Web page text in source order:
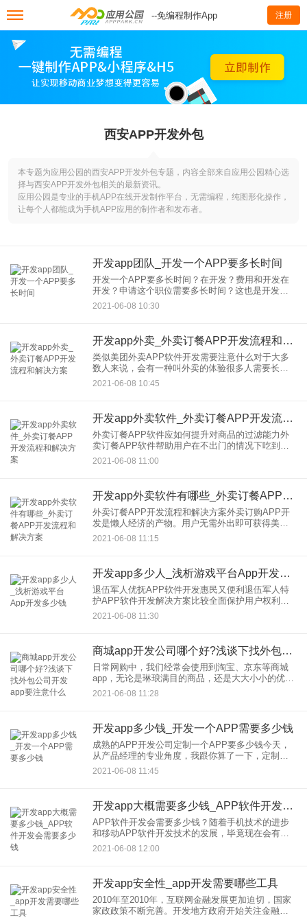
--免编程制作App 注册
西安APP开发外包
本专题为应用公园的西安APP开发外包专题，内容全部来自应用公园精心选
择与西安APP开发外包相关的最新资讯。
应用公园是专业的手机APP在线开发制作平台，无需编程，纯图形化操作，
让每个人都能成为手机APP应用的制作者和发布者。
开发app团队_开发一个APP要多长时间
开发一个APP要多长时间？在开发？费用和开发在
开发？申请这个职位需要多长时间？这也是开发
APP中非常重要的一个环节。今天，我们将谈论开
发循环。功能仍然是评价的重要指标。开发人可以
2021-06-08 10:30
开发app外卖_外卖订餐APP开发流程和解决方案
类似美团外卖APP软件开发需要注意什么对于大多
数人来说，会有一种叫外卖的体验很多人需要长期
被称为外卖，比如被自己的工作挤压，或者为了吃
饭方便而选择外卖美食。这些原因促进了外卖当前
2021-06-08 10:45
开发app外卖软件_外卖订餐APP开发流程和解决方案
外卖订餐APP软件应如何提升对商品的过滤能力外
卖订餐APP软件帮助用户在不出门的情况下吃到热
腾腾的优质外卖，深受学生和城市白领的欢迎。学
生点菜时主要注重性价比，低成本的外卖可以吸引
2021-06-08 11:00
开发app外卖软件有哪些_外卖订餐APP开发流程和解决方案
外卖订餐APP开发流程和解决方案外卖订购APP开
发是懒人经济的产物。用户无需外出即可获得美食
资讯，网上订餐、快配送等服务，开启移动应用订
餐新模式。很多后来者也想分一杯羹外卖接下来，
2021-06-08 11:15
开发app多少人_浅析游戏平台App开发多少钱
退伍军人优抚APP软件开发惠民又便利退伍军人特
护APP软件开发解决方案比较全面保护用户权利。
每年都有大量退伍军人需要相关部门的后续特殊照
顾。一对多模式难以满足不同层次的人的需求，一
2021-06-08 11:30
商城app开发公司哪个好?浅谈下找外包公司开发app要注意什么
日常网购中，我们经常会使用到淘宝、京东等商城
app，无论是琳琅满目的商品，还是大大小小的优
惠，都给我们的购物体验增色不少。而对于商户来
说，有这么一款商城app开发，无不给自己商品带来
2021-06-08 11:28
开发app多少钱_开发一个APP需要多少钱
成熟的APP开发公司定制一个APP要多少钱今天，
从产品经理的专业角度，我跟你算了一下，定制一
款APP需要多少钱，一款APP从创意变成了移动
APP软件，涉及开发链接和开发参与者。如果你想
2021-06-08 11:45
开发app大概需要多少钱_APP软件开发会需要多少钱
APP软件开发会需要多少钱？随着手机技术的进步
和移动APP软件开发技术的发展，毕竟现在会有更
多的用户在互联网上消费，但是由于知识的限制，
APP软件开发需要多少钱？首先要分析应用软件开
2021-06-08 12:00
开发app安全性_app开发需要哪些工具
2010年至2010年，互联网金融发展更加迫切，国家
家政政策不断完善。开发地方政府开始关注金融